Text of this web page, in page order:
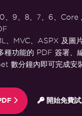
、9、8、7、6、
、MVC、ASPX 及圖
種功能的 PDF 簽署、
數分鐘內即可完成安
開始免費試